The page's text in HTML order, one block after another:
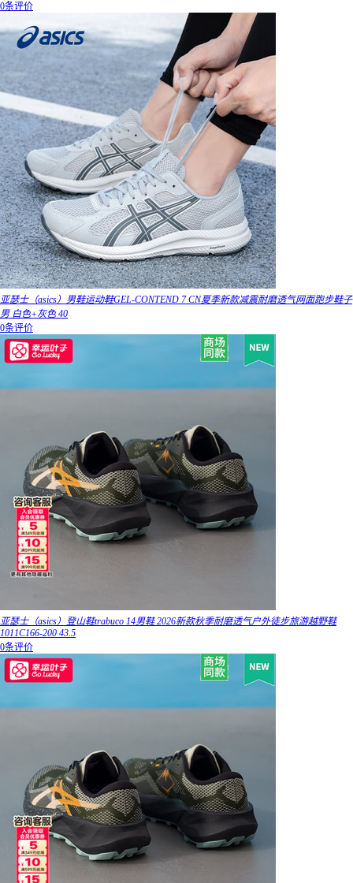
0条评价
亚瑟士（asics）男鞋运动鞋GEL-CONTEND 7 CN夏季新款减震耐磨透气网面跑步鞋子
男 白色+灰色 40
0条评价
亚瑟士（asics）登山鞋trabuco 14男鞋 2026新款秋季耐磨透气户外徒步旅游越野鞋
1011C166-200 43.5
0条评价